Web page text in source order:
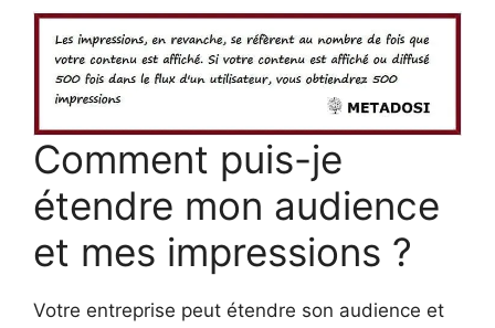
Comment puis-je
étendre mon audience
et mes impressions ?
Votre entreprise peut étendre son audience et